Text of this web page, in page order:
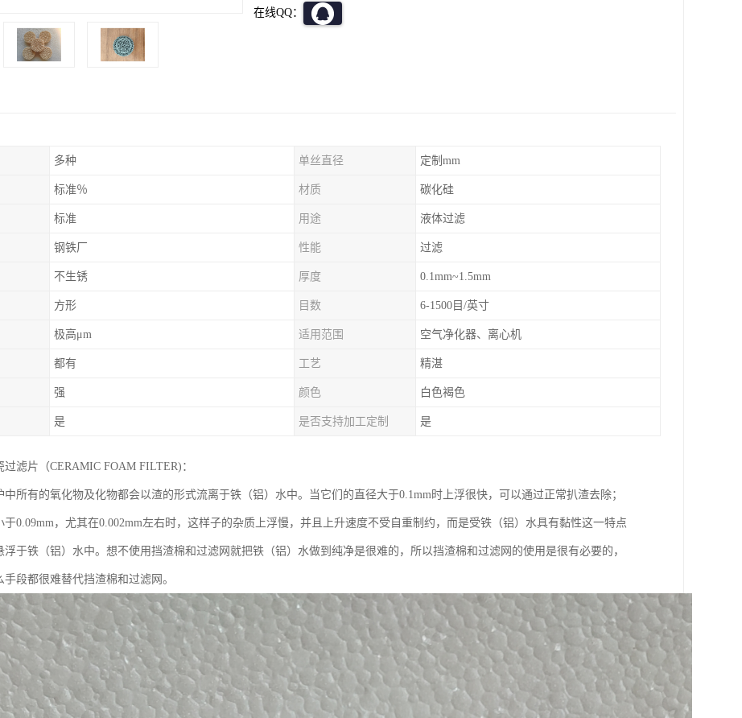
在线QQ：
多种 单丝直径 定制mm
标准％ 材质 碳化硅
标准 用途 液体过滤
钢铁厂 性能 过滤
不生锈 厚度 0.1mm~1.5mm
方形 目数 6-1500目/英寸
极高μm 适用范围 空气净化器、离心机
都有 工艺 精湛
强 颜色 白色褐色
是 是否支持加工定制 是
过滤片（CERAMIC FOAM FILTER)：
中所有的氧化物及化物都会以渣的形式流离于铁（铝）水中。当它们的直径大于0.1mm时上浮很快，可以通过正常扒渣去除；
于0.09mm，尤其在0.002mm左右时，这样子的杂质上浮慢，并且上升速度不受自重制约，而是受铁（铝）水具有黏性这一特点
浮于铁（铝）水中。想不使用挡渣棉和过滤网就把铁（铝）水做到纯净是很难的，所以挡渣棉和过滤网的使用是很有必要的，
手段都很难替代挡渣棉和过滤网。